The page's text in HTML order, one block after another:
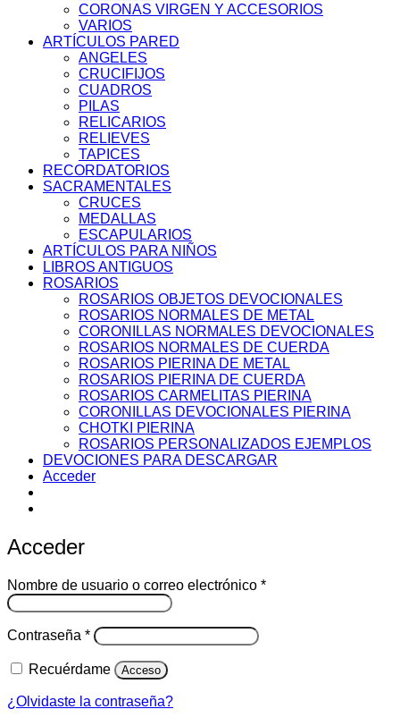
CORONAS VIRGEN Y ACCESORIOS
VARIOS
ARTÍCULOS PARED
ANGELES
CRUCIFIJOS
CUADROS
PILAS
RELICARIOS
RELIEVES
TAPICES
RECORDATORIOS
SACRAMENTALES
CRUCES
MEDALLAS
ESCAPULARIOS
ARTÍCULOS PARA NIÑOS
LIBROS ANTIGUOS
ROSARIOS
ROSARIOS OBJETOS DEVOCIONALES
ROSARIOS NORMALES DE METAL
CORONILLAS NORMALES DEVOCIONALES
ROSARIOS NORMALES DE CUERDA
ROSARIOS PIERINA DE METAL
ROSARIOS PIERINA DE CUERDA
ROSARIOS CARMELITAS PIERINA
CORONILLAS DEVOCIONALES PIERINA
CHOTKI PIERINA
ROSARIOS PERSONALIZADOS EJEMPLOS
DEVOCIONES PARA DESCARGAR
Acceder
Acceder
Nombre de usuario o correo electrónico *Obligatorio
Contraseña *Obligatorio
Recuérdame Acceso
¿Olvidaste la contraseña?